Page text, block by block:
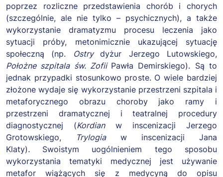
poprzez rozliczne przedstawienia chorób i chorych
(szczególnie, ale nie tylko – psychicznych), a także
wykorzystanie dramatyzmu procesu leczenia jako
sytuacji próby, metonimicznie ukazującej sytuację
społeczną (np.
Ostry
dyżur Jerzego Lutowskiego,
Położne szpitala św. Zofii Pawła Demirskiego). Są to
jednak przypadki stosunkowo proste. O wiele bardziej
złożone wydaje się wykorzystanie przestrzeni szpitala i
metaforycznego obrazu choroby jako ramy i
przestrzeni dramatycznej i teatralnej procedury
diagnostycznej (Kordian
w inscenizacji Jerzego
Grotowskiego,
Trylogia w inscenizacji Jana
Klaty).
Swoistym uogólnieniem tego sposobu
wykorzystania tematyki medycznej jest używanie
metafor wiążących się z medycyną do opisu